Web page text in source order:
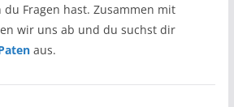
Fragen hast. Zusammen mit
wir uns ab und du suchst dir
aus.